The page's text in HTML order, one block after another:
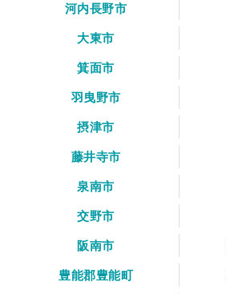
河内長野市
大東市
箕面市
羽曳野市
摂津市
藤井寺市
泉南市
交野市
阪南市
豊能郡豊能町